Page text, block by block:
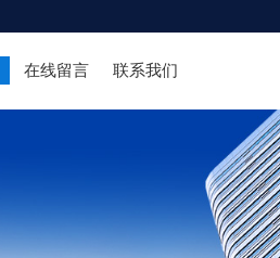
在线留言 联系我们